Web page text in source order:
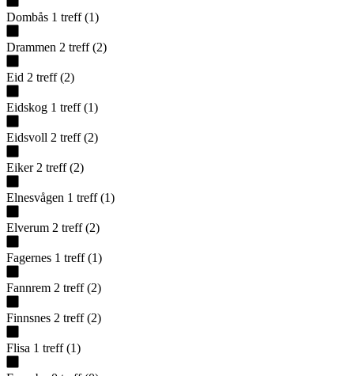
Dombås 1 treff (1)
Drammen 2 treff (2)
Eid 2 treff (2)
Eidskog 1 treff (1)
Eidsvoll 2 treff (2)
Eiker 2 treff (2)
Elnesvågen 1 treff (1)
Elverum 2 treff (2)
Fagernes 1 treff (1)
Fannrem 2 treff (2)
Finnsnes 2 treff (2)
Flisa 1 treff (1)